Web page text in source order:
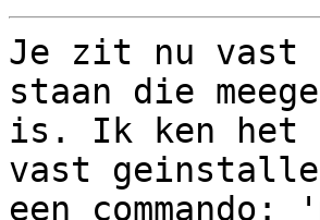
Je zit nu vast
staan die
is. Ik ken het
vast
een